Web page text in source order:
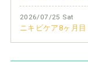
2026/07/25 Sat
ニキビケア8ヶ月目